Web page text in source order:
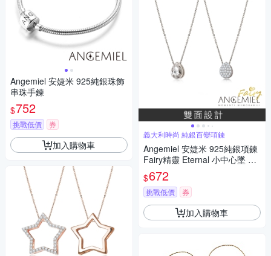
Angemiel 安婕米 925純銀珠飾
串珠手鍊
$752
挑戰低價 券
加入購物車
義大利時尚 純銀百變項鍊
Angemiel 安婕米 925純銀項鍊
Fairy精靈 Eternal 小中心墜 白
鑽滿鑽
$672
挑戰低價 券
加入購物車